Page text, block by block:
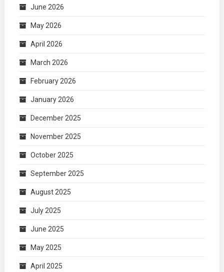
June 2026
May 2026
April 2026
March 2026
February 2026
January 2026
December 2025
November 2025
October 2025
September 2025
August 2025
July 2025
June 2025
May 2025
April 2025